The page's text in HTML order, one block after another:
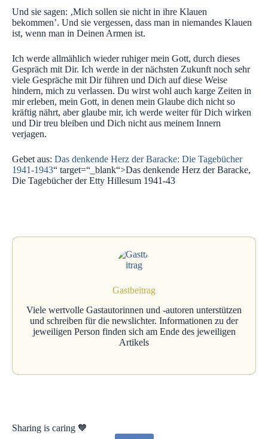
Und sie sagen: ‚Mich sollen sie nicht in ihre Klauen
bekommen’. Und sie vergessen, dass man in niemandes Klauen
ist, wenn man in Deinen Armen ist.
Ich werde allmählich wieder ruhiger mein Gott, durch dieses
Gespräch mit Dir. Ich werde in der nächsten Zukunft noch sehr
viele Gespräche mit Dir führen und Dich auf diese Weise
hindern, mich zu verlassen. Du wirst wohl auch karge Zeiten in
mir erleben, mein Gott, in denen mein Glaube dich nicht so
kräftig nährt, aber glaube mir, ich werde weiter für Dich wirken
und Dir treu bleiben und Dich nicht aus meinem Innern
verjagen.
Gebet aus: Das denkende Herz der Baracke: Die Tagebücher
1941-1943“ target=“_blank“>Das denkende Herz der Baracke,
Die Tagebücher der Etty Hillesum 1941-43
Sharing is caring 🧡
Gastbeitrag
Viele wertvolle Gastautorinnen und -autoren unterstützen
und schreiben für die newslichter. Informationen zu der
jeweiligen Person finden sich am Ende des jeweiligen
Artikels